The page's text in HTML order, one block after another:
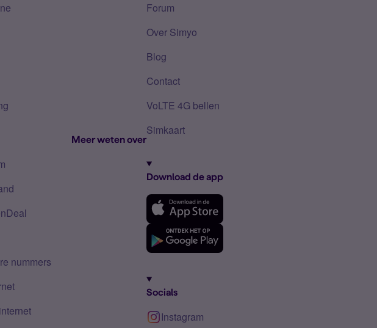
Meer weten over
nummers
Forum
Over Simyo
Blog
Contact
VoLTE 4G bellen
Simkaart
Download de app
Socials
Instagram